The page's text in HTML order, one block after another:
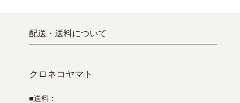
配送・送料について
クロネコヤマト
■送料：